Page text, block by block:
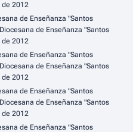
de 2012
de Enseñanza "Santos
de Enseñanza "Santos
de 2012
de Enseñanza "Santos
de Enseñanza "Santos
de 2012
de Enseñanza "Santos
de Enseñanza "Santos
de 2012
de Enseñanza "Santos